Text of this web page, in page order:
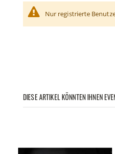
Nur registrierte
DIESE ARTIKEL KÖNNTEN IHNEN